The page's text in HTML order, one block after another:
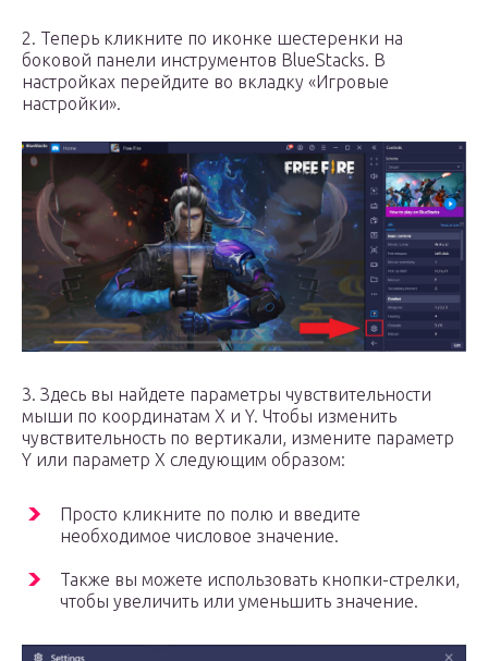
2. Теперь кликните по иконке шестеренки на
боковой панели инструментов BlueStacks. В
настройках перейдите во вкладку «Игровые
настройки».
3. Здесь вы найдете параметры чувствительности
мыши по координатам X и Y. Чтобы изменить
чувствительность по вертикали, измените параметр
Y или параметр X следующим образом:
Просто кликните по полю и введите
необходимое числовое значение.
Также вы можете использовать кнопки-стрелки,
чтобы увеличить или уменьшить значение.